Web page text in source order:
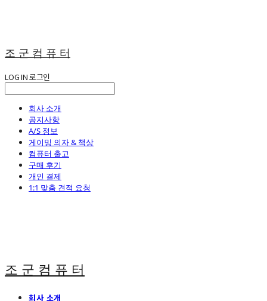
조 군 컴 퓨 터
LOG IN로그인
회사 소개
공지사항
A/S 정보
게이밍 의자 & 책상
컴퓨터 출고
구매 후기
개인 결제
1:1 맞춤 견적 요청
조 군 컴 퓨 터
회사 소개